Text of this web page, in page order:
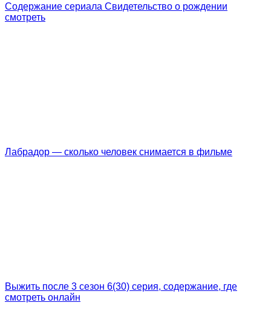
Содержание сериала Свидетельство о рождении
смотреть
Лабрадор — сколько человек снимается в фильме
Выжить после 3 сезон 6(30) серия, содержание, где
смотреть онлайн